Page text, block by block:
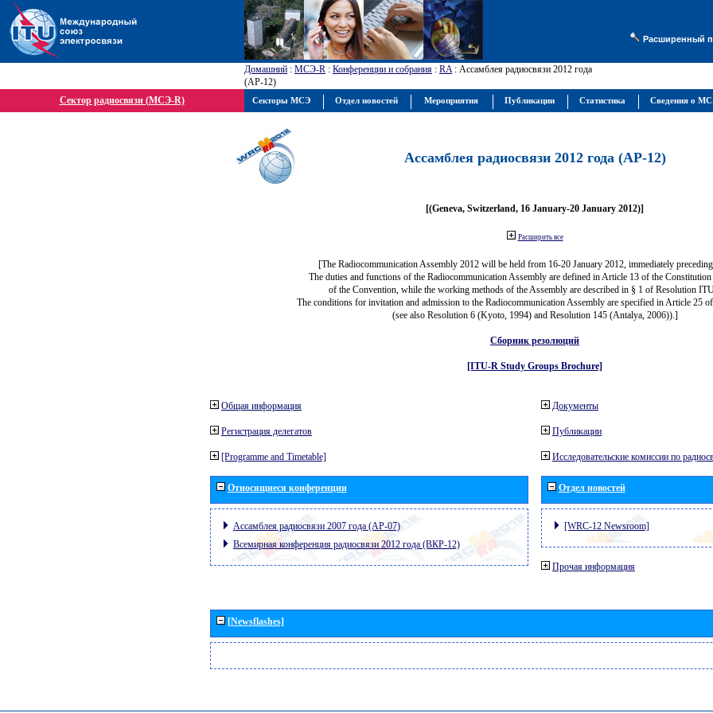
Расширенный
Домашний : МСЭ-R : Конференции и собрания : RA: Ассамблея радиосвязи 2012 года
(АР-12)
Сектор радиосвязи (МСЭ-R)
Ассамблея радиосвязи 2012 года (АР-12)
[(Geneva, Switzerland, 16 January-20 January 2012)]
Расширить все
[The Radiocommunication Assembly 2012 will be held from 16-20 January 2012, immediately
The duties and functions of the Radiocommunication Assembly are defined in Article 13 of the
of the Convention, while the working methods of the Assembly are described in § 1 of Resolution
The conditions for invitation and admission to the Radiocommunication Assembly are specified in Article 25
(see also Resolution 6 (Kyoto, 1994) and Resolution 145 (Antalya, 2006)).]
Сборник резолюций
[ITU-R Study Groups Brochure]
Общая информация
Регистрация делегатов
[Programme and Timetable]
Относящиеся конференции
Ассамблея радиосвязи 2007 года (АР-07)
Всемирная конференция радиосвязи 2012 года (ВКР-12)
Документы
Публикации
Исследовательские комиссии по
Отдел новостей
[WRC-12 Newsroom]
Прочая информация
[Newsflashes]
Секторы МСЭ Отдел новостей Мероприятия Публикации Статистика Сведения о